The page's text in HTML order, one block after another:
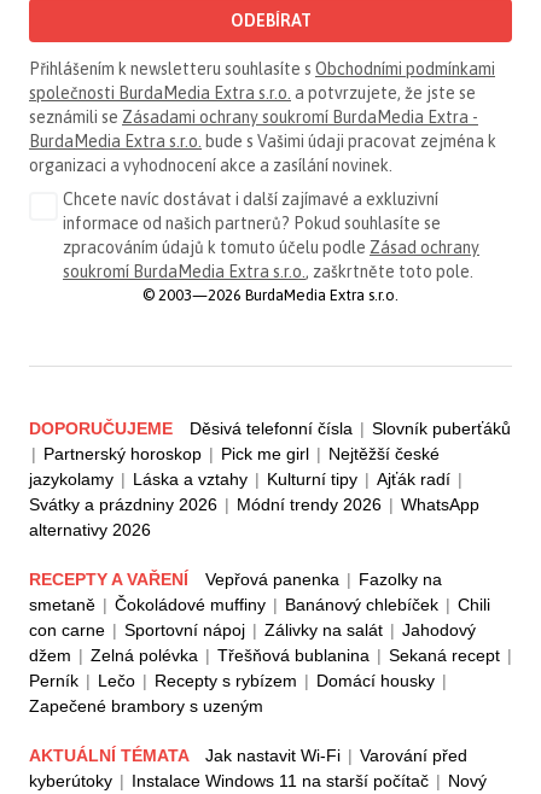
ODEBÍRAT
Přihlášením k newsletteru souhlasíte s Obchodními podmínkami
společnosti BurdaMedia Extra s.r.o. a potvrzujete, že jste se
seznámili se Zásadami ochrany soukromí BurdaMedia Extra -
BurdaMedia Extra s.r.o. bude s Vašimi údaji pracovat zejména k
organizaci a vyhodnocení akce a zasílání novinek.
Chcete navíc dostávat i další zajímavé a exkluzivní
informace od našich partnerů? Pokud souhlasíte se
zpracováním údajů k tomuto účelu podle Zásad ochrany
soukromí BurdaMedia Extra s.r.o. , zaškrtněte toto pole.
© 2003—2026 BurdaMedia Extra s.r.o.
DOPORUČUJEME Děsivá telefonní čísla | Slovník puberťáků
| Partnerský horoskop | Pick me girl | Nejtěžší české
jazykolamy | Láska a vztahy | Kulturní tipy | Ajťák radí |
Svátky a prázdniny 2026 | Módní trendy 2026 | WhatsApp
alternativy 2026
RECEPTY A VAŘENÍ Vepřová panenka | Fazolky na
smetaně | Čokoládové muffiny | Banánový chlebíček | Chili
con carne | Sportovní nápoj | Zálivky na salát | Jahodový
džem | Zelná polévka | Třešňová bublanina | Sekaná recept |
Perník | Lečo | Recepty s rybízem | Domácí housky |
Zapečené brambory s uzeným
AKTUÁLNÍ TÉMATA Jak nastavit Wi-Fi | Varování před
kyberútoky | Instalace Windows 11 na starší počítač | Nový